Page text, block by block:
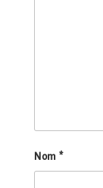
Nom *